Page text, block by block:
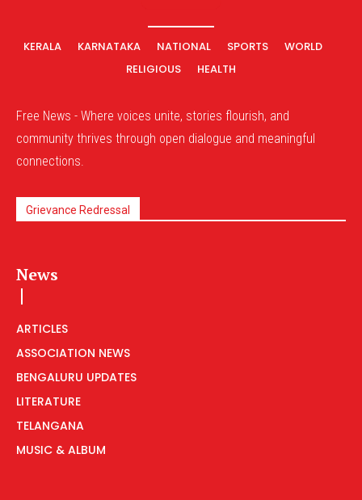
KERALA KARNATAKA NATIONAL SPORTS
WORLD
RELIGIOUS
HEALTH
Free News - Where voices unite, stories flourish, and
community thrives through open dialogue and meaningful
connections.
Grievance Redressal
News
ARTICLES
ASSOCIATION NEWS
BENGALURU UPDATES
LITERATURE
TELANGANA
MUSIC & ALBUM